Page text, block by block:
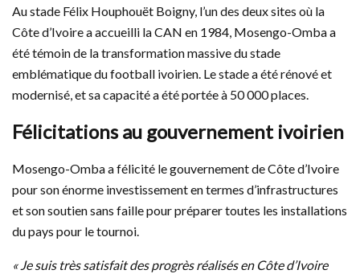
Au stade Félix Houphouët Boigny, l’un des deux sites où la
Côte d’Ivoire a accueilli la CAN en 1984, Mosengo-Omba a
été témoin de la transformation massive du stade
emblématique du football ivoirien. Le stade a été rénové et
modernisé, et sa capacité a été portée à 50 000 places.
Félicitations au gouvernement ivoirien
Mosengo-Omba a félicité le gouvernement de Côte d’Ivoire
pour son énorme investissement en termes d’infrastructures
et son soutien sans faille pour préparer toutes les installations
du pays pour le tournoi.
« Je suis très satisfait des progrès réalisés en Côte d’Ivoire